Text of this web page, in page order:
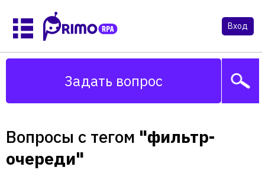
Вход
Задать вопрос
Вопросы с тегом "фильтр-
очереди"